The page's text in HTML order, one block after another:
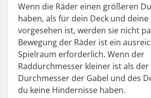
Wenn die Räder einen größeren
haben, als für dein Deck und deine
vorgesehen ist, werden sie nicht
Bewegung der Räder ist ein
Spielraum erforderlich. Wenn der
Raddurchmesser kleiner ist als
Durchmesser der Gabel und des
du keine Hindernisse haben.